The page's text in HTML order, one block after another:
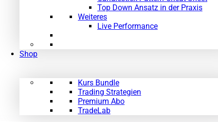
Top Down Ansatz in der Praxis
Weiteres
Live Performance
Shop
Kurs Bundle
Trading Strategien
Premium Abo
TradeLab